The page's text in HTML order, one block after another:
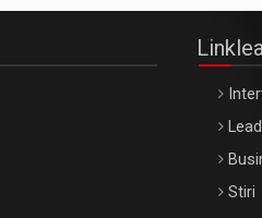
Stiri